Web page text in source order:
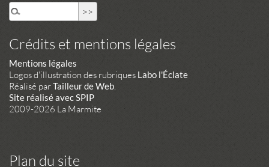
Crédits et mentions légales
Mentions légales
Logos d'illustration des rubriques Labo l'Éclate
Réalisé parTailleur de Web
Site réalisé avec SPIP
2009-2026 La Marmite
Plan du site